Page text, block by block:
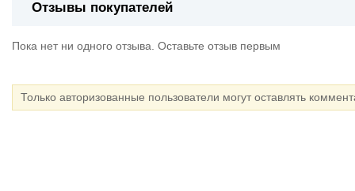
Отзывы покупателей
Пока нет ни одного отзыва. Оставьте отзыв первым
Только авторизованные пользователи могут оставлять